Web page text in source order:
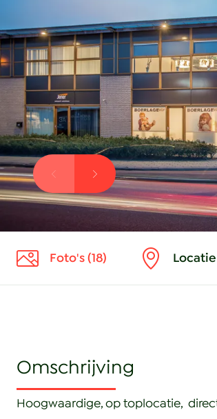
Foto's (18) Locatie
Hoogwaardige, op toplocatie,